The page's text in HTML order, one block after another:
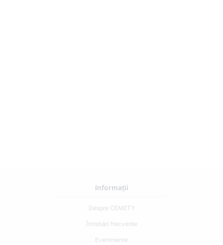
Informații
Despre CEMETY
Întrebări frecvente
Evenimente